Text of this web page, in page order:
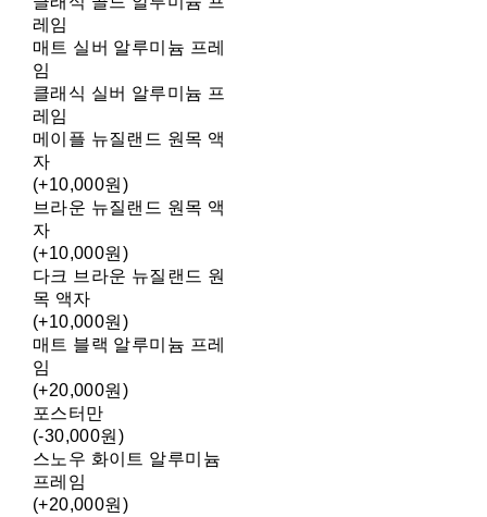
레임
매트 실버 알루미늄 프레
임
클래식 실버 알루미늄 프
레임
메이플 뉴질랜드 원목 액
자
(+10,000원)
브라운 뉴질랜드 원목 액
자
(+10,000원)
다크 브라운 뉴질랜드 원
목 액자
(+10,000원)
매트 블랙 알루미늄 프레
임
(+20,000원)
포스터만
(-30,000원)
스노우 화이트 알루미늄
프레임
(+20,000원)